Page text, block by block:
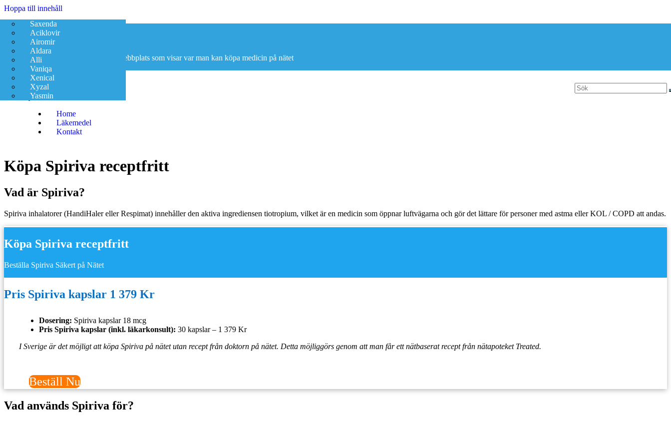
Hoppa till innehåll
Apotek på nätet
Apotek på nätet är en informativ webbplats som visar var man kan köpa medicin på nätet
Meny
Home
Läkemedel
Saxenda
Aciklovir
Airomir
Aldara
Alli
Vaniqa
Xenical
Xyzal
Yasmin
Kontakt
Köpa Spiriva receptfritt
Vad är Spiriva?
Spiriva inhalatorer (HandiHaler eller Respimat) innehåller den aktiva ingrediensen tiotropium, vilket är en medicin som öppnar luftvägarna och gör det lättare för personer med astma eller KOL / COPD att andas.
Köpa Spiriva receptfritt
Beställa Spiriva Säkert på Nätet
Pris Spiriva kapslar 1 379 Kr
Dosering: Spiriva kapslar 18 mcg
Pris Spiriva kapslar (inkl. läkarkonsult): 30 kapslar – 1 379 Kr
I Sverige är det möjligt att köpa Spiriva på nätet utan recept från doktorn på nätet. Detta möjliggörs genom att man får ett nätbaserat recept från nätapoteket Treated.
Beställ Nu
Vad används Spiriva för?